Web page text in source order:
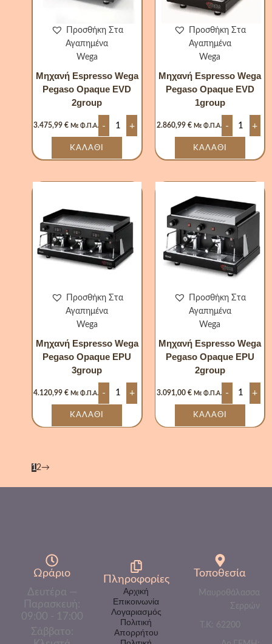
Προσθήκη Στα
Αγαπημένα
Wega
Μηχανή Espresso Wega
Pegaso Opaque EVD
2group
3.475,99€ Με Φ.Π.Α. - +
ΚΑΛΆΘΙ
Προσθήκη Στα
Αγαπημένα
Wega
Μηχανή Espresso Wega
Pegaso Opaque EVD
1group
2.860,99 € Με Φ.Π.Α. - +
ΚΑΛΆΘΙ
Προσθήκη Στα
Αγαπημένα
Wega
Μηχανή Espresso Wega
Pegaso Opaque EPU
3group
4.120,99€ Με Φ.Π.Α. -
Opaque
EPU
3group
ποσότητα
+
ΚΑΛΆΘΙ
Προσθήκη Στα
Αγαπημένα
Wega
Μηχανή Espresso Wega
Pegaso Opaque EPU
2group
3.091,00 € Με Φ.Π.Α. -
Wega
Pegaso
Opaque
EPU
2group
ποσότητα
+
ΚΑΛΆΘΙ
12→
Ωράριο
Δευτέρα —
Παρασκευή:
09:00 - 17:00
Σάββατο:
Πληροφορίες​
Αρχική
Επικοινωνία
Λογαριασμός
Πολιτική
Απορρήτου
Τοποθεσία
Μαυροθάλασσα
Σερρών
Τ.Κ: 62200